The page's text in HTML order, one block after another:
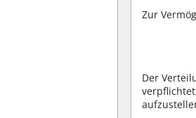
Zur
Der